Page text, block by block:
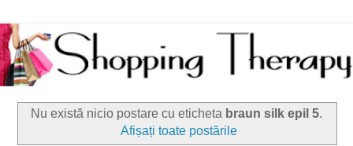
Nu există nicio postare cu eticheta braun silk epil 5.
Afișați toate postările